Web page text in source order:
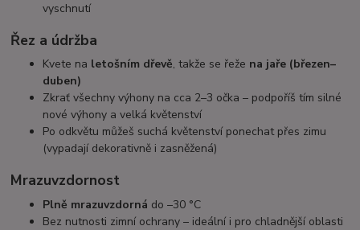
vyschnutí
Řez a údržba
Kvete na letošním dřevě, takže se řeže na jaře (březen–
duben)
Zkrať všechny výhony na cca 2–3 očka – podpoříš tím silné
nové výhony a velká květenství
Po odkvětu můžeš suchá květenství ponechat přes zimu
(vypadají dekorativně i zasněžená)
Mrazuvzdornost
Plně mrazuvzdorná do –30 °C
Bez nutnosti zimní ochrany – ideální i pro chladnější oblasti